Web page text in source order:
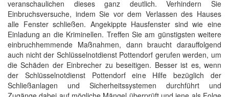
veranschaulichen dieses ganz deutlich. Verhindern Sie
Einbruchsversuche, indem Sie vor dem Verlassen des Hauses
alle Fenster schließen. Angekippte Hausfenster sind wie eine
Einladung an die Kriminellen. Treffen Sie am günstigsten weitere
einbruchhemmende Maßnahmen, dann braucht darauffolgend
auch nicht der Schlüsselnotdienst Pottendorf gerufen werden, um
die Schäden der Einbrecher zu beseitigen. Besser ist es, wenn
der Schlüsselnotdienst Pottendorf eine Hilfe bezüglich der
Schließanlagen und Sicherheitssystemen durchführt und